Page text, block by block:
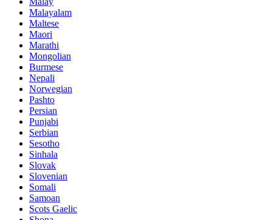
Malayalam
Maltese
Maori
Marathi
Mongolian
Burmese
Nepali
Norwegian
Pashto
Persian
Punjabi
Serbian
Sesotho
Sinhala
Slovak
Slovenian
Somali
Samoan
Scots Gaelic